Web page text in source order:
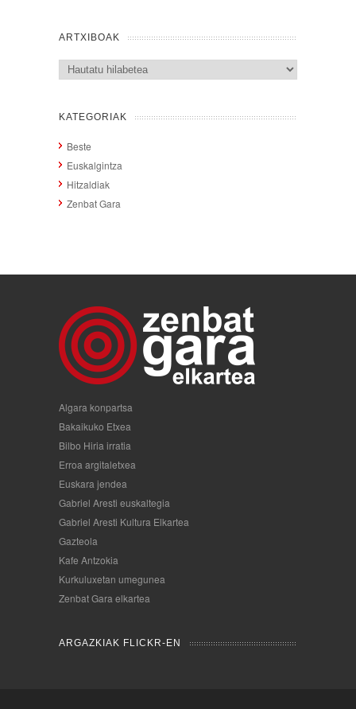
ARTXIBOAK
Artxiboak
KATEGORIAK
Beste
Euskalgintza
Hitzaldiak
Zenbat Gara
Algara konpartsa
Bakaikuko Etxea
Bilbo Hiria irratia
Erroa argitaletxea
Euskara jendea
Gabriel Aresti euskaltegia
Gabriel Aresti Kultura Elkartea
Gazteola
Kafe Antzokia
Kurkuluxetan umegunea
Zenbat Gara elkartea
ARGAZKIAK FLICKR-EN